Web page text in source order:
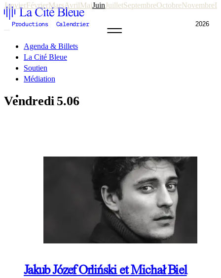
Agenda & Billets
La Cité Bleue
Soutien
Médiation
JanvierFévrierMarsAvrilMaiJuinJuilletSeptembreOctobreNovembre
Productions Calendrier 2026
5.06
Vendredi
Jakub Józef Orliński et Michał Biel